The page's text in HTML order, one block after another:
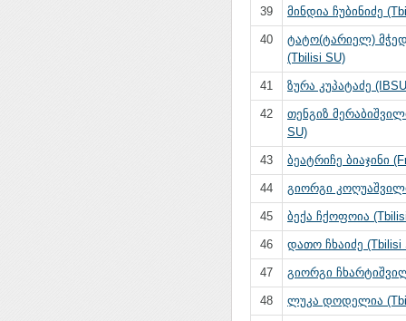
39 მინდია ჩუბინიძე
40
ტატო(ტარიელ)
(Tbilisi SU)
41 ზურა კუპატაძე
42
თენგიზ
SU)
43 ბეატრიჩე ბიაჯინი
44 გიორგი
45 ბექა ჩქოფოია
46 დათო ჩხაიძე (Tbilisi
47 გიორგი
48 ლუკა დოდელია